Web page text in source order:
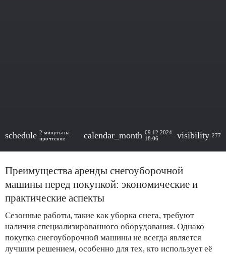
schedule 2 минуты на
прочтение
calendar_month 09.12.2024
18:06
visibility 277
Преимущества аренды снегоуборочной
машины перед покупкой: экономические и
практические аспекты
Сезонные работы, такие как уборка снега, требуют
наличия специализированного оборудования. Однако
покупка снегоуборочной машины не всегда является
лучшим решением, особенно для тех, кто использует её